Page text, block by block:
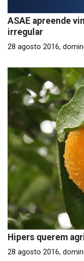
ASAE apreende
irregular
28 agosto 2016,
Hipers querem
28 agosto 2016,